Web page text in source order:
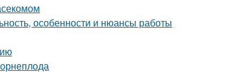
особенности и нюансы работы